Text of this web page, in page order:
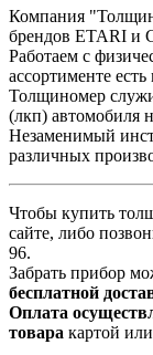
Компания
брендов ETARI и
Работаем с
ассортименте
Толщиномер
(лкп) автомобиля
Незаменимый
различных
Чтобы купить
сайте, либо
96.
Забрать прибор
бесплатной
Оплата
товара картой